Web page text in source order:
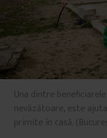
Una dintre
nevăzătoare, este
primite în casă.